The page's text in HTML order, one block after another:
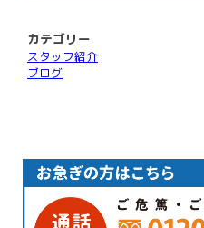
カテゴリー
スタッフ紹介
ブログ